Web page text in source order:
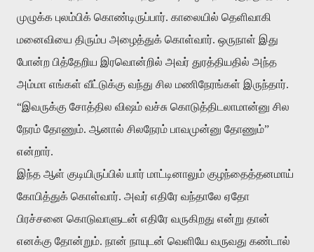
முழுக்க புலம்பிக் கொண்டிருப்பார். காலையில் தெளிவாகி
மனைவியை திரும்ப அழைத்துக் கொள்வார். ஒருநாள் இது
போன்ற பித்தேறிய இரவொன்றில் அவர் துரத்தியதில் அந்த
அம்மா எங்கள் வீட்டுக்கு வந்து சில மணிநேரங்கள் இருந்தார்.
“இவருக்கு சோத்தில விஷம் வச்சு கொடுத்திடலாமான்னு சில
நேரம் தோணும். ஆனால் சிலநேரம் பாவமுன்னு தோணும்”
என்றார்.
இந்த ஆள் குடியிருப்பில் யார் மாட்டினாலும் குழந்தைத்தனமாய்
கோபித்துக் கொள்வார். அவர் எதிரே வந்தாலே ஏதோ
பிரச்சனை கொடுவாளுடன் எதிரே வருகிறது என்று தான்
எனக்கு தோன்றும். நான் நாயுடன் வெளியே வருவது கண்டால்